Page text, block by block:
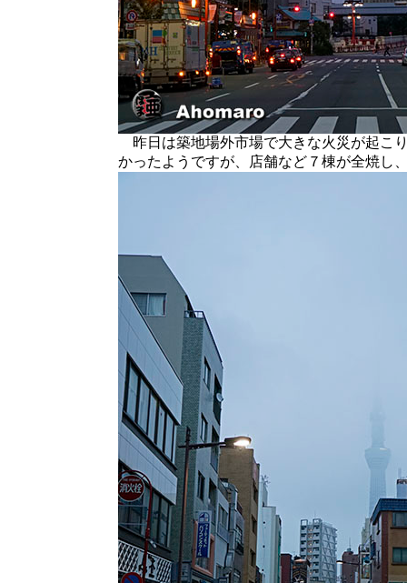
昨日は築地場外市場で大きな火災が起こ
かったようですが、店舗など７棟が全焼し